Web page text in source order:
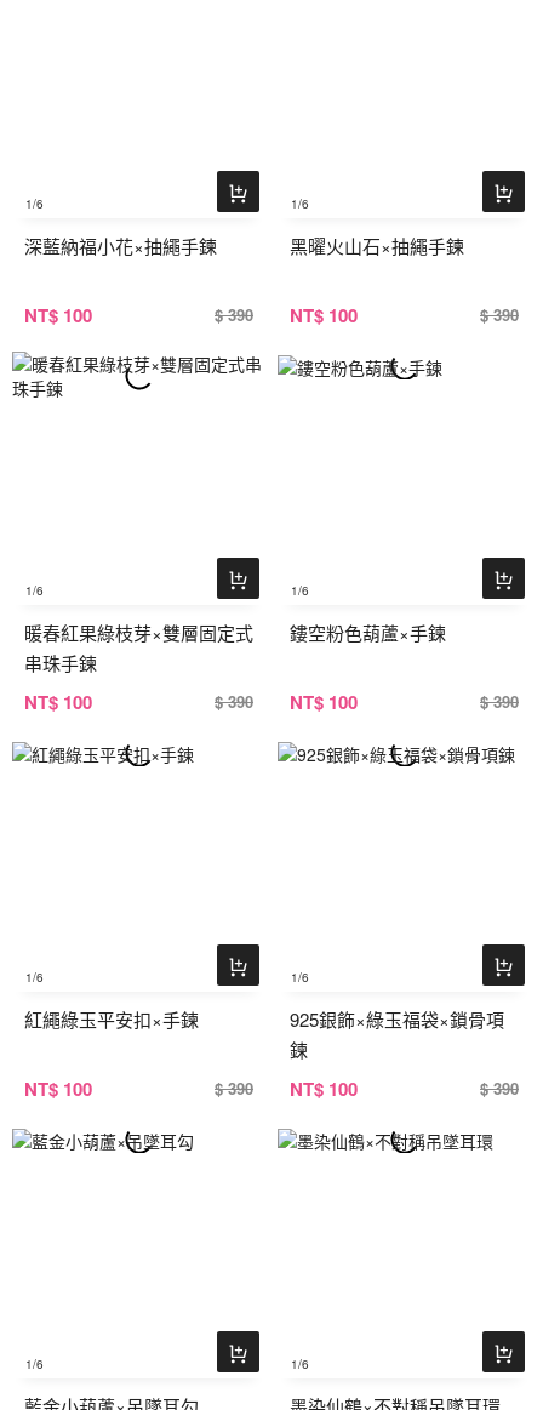
1/6
深藍納福小花×抽繩手鍊
NT$ 100 $ 390
1/6
黑曜火山石×抽繩手鍊
NT$ 100 $ 390
1/6
暖春紅果綠枝芽×雙層固定式
串珠手鍊
NT$ 100 $ 390
1/6
鏤空粉色葫蘆×手鍊
NT$ 100 $ 390
1/6
紅繩綠玉平安扣×手鍊
NT$ 100 $ 390
1/6
925銀飾×綠玉福袋×鎖骨項
鍊
NT$ 100 $ 390
1/6 1/6